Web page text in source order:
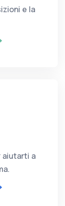
e la
aiutarti a